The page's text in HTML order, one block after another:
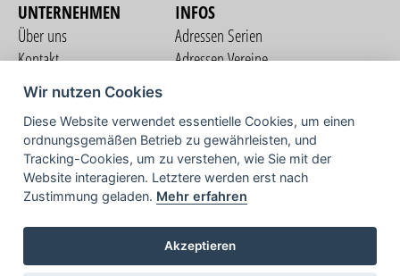
UNTERNEHMEN
Über uns
Kontakt
Nutzungsbedingungen
Datenschutzerklärung
Impressum
INFOS
Adressen Serien
Adressen Vereine
COMMUNITY
TV
Wir nutzen Cookies
Diese Website verwendet essentielle Cookies, um einen
ordnungsgemäßen Betrieb zu gewährleisten, und
Tracking-Cookies, um zu verstehen, wie Sie mit der
Website interagieren. Letztere werden erst nach
Zustimmung geladen. Mehr erfahren
Akzeptieren